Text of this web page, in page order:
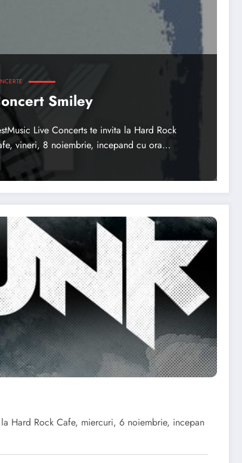
Smiley
Live Concerts te invita la Hard Rock
vineri, 8 noiembrie, incepand cu ora…
Hard Rock Cafe, miercuri, 6 noiembrie, incepan